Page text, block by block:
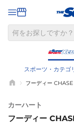
スポーツ・カテゴ
フーディー
カーハート
フーディー